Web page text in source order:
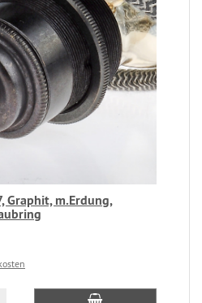
Graphit, m.Erdung,